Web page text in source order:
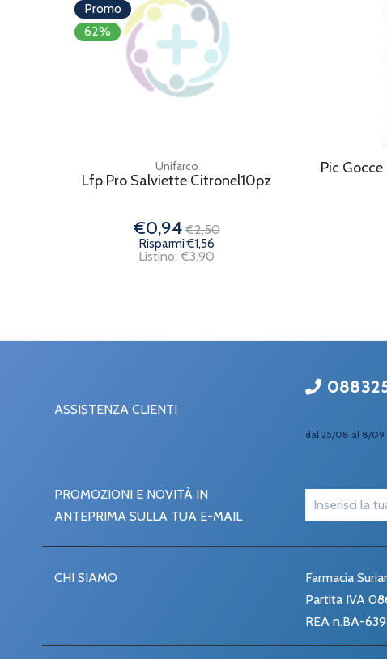
Promo
62%
Unifarco
Lfp Pro Salviette Citronel10pz
€0,94 €2,50
Risparmi €1,56
Listino: €3,90
Pic
ASSISTENZA CLIENTI
dal 25/08 al 8/09
PROMOZIONI E NOVITÀ IN
ANTEPRIMA SULLA TUA E-MAIL
CHI SIAMO
Farmacia
Partita IVA
REA n.BA-